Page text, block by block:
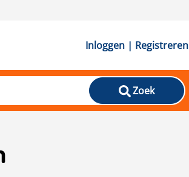
Inloggen | Registreren
Zoek